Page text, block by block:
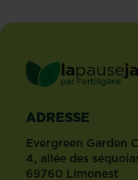
lapause
par Fertiligène ®
ADRESSE
Evergreen Garden
4, allée des
69760 Limonest